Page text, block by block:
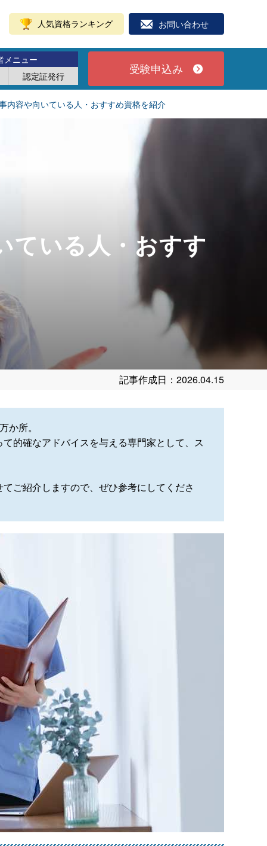
人気資格ランキング お問い合わせ
メニュー
認定証発行
受験申込み
内容や向いている人・おすすめ資格を紹介
ている人・おすす
記事作成日：2026.04.15
所。
的確なアドバイスを与える専門家として、ス
ご紹介しますので、ぜひ参考にしてくださ